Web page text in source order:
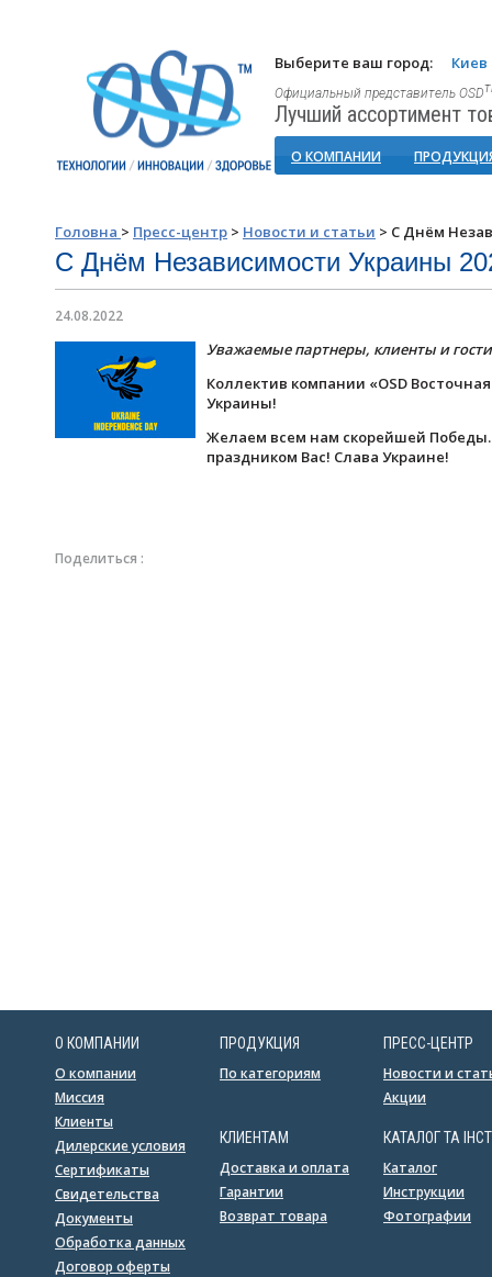
Выберите ваш город: Киев
Официальный представитель OSD
Лучший ассортимент
О КОМПАНИИ
Головна > Пресс-центр > Новости и статьи > С Днём
С Днём Независимости Украины
24.08.2022
Уважаемые партнеры, клиенты и
Коллектив компании «OSD
Украины!
Желаем всем нам скорейшей
праздником Вас! Слава Украине!
Поделиться :
О КОМПАНИИ
О компании
Миссия
Клиенты
Дилерские условия
Сертификаты
Свидетельства
Документы
Обработка данных
Договор оферты
ПРОДУКЦИЯ
По категориям
КЛИЕНТАМ
Доставка и оплата
Гарантии
Возврат товара
ПРЕСС-ЦЕНТР
Новости и
Акции
КАТАЛОГ ТА
Каталог
Инструкции
Фотографии